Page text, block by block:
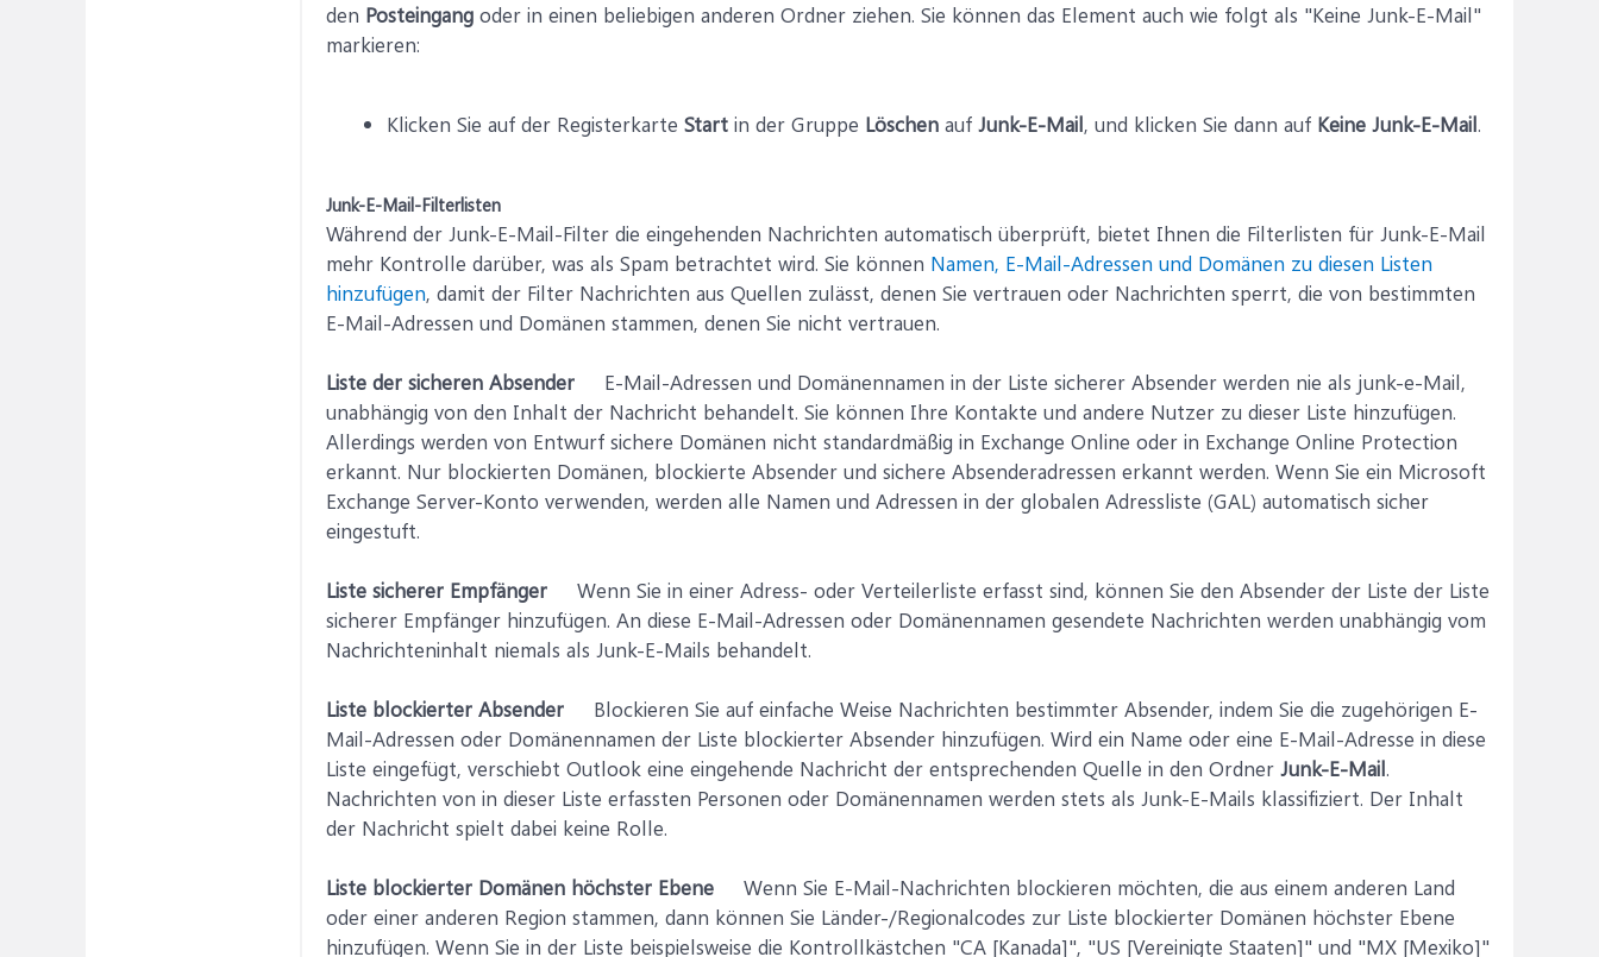
den Posteingang oder in einen beliebigen anderen Ordner ziehen. Sie können das Element auch wie folgt als "Keine Junk-E-Mail"
markieren:
Klicken Sie auf der Registerkarte Start in der Gruppe Löschen auf Junk-E-Mail, und klicken Sie dann auf Keine Junk-E-Mail.
Junk-E-Mail-Filterlisten
Während der Junk-E-Mail-Filter die eingehenden Nachrichten automatisch überprüft, bietet Ihnen die Filterlisten für Junk-E-Mail
mehr Kontrolle darüber, was als Spam betrachtet wird. Sie können Namen, E-Mail-Adressen und Domänen zu diesen Listen
hinzufügen, damit der Filter Nachrichten aus Quellen zulässt, denen Sie vertrauen oder Nachrichten sperrt, die von bestimmten
E-Mail-Adressen und Domänen stammen, denen Sie nicht vertrauen.
Liste der sicheren Absender E-Mail-Adressen und Domänennamen in der Liste sicherer Absender werden nie als junk-e-Mail,
unabhängig von den Inhalt der Nachricht behandelt. Sie können Ihre Kontakte und andere Nutzer zu dieser Liste hinzufügen.
Allerdings werden von Entwurf sichere Domänen nicht standardmäßig in Exchange Online oder in Exchange Online Protection
erkannt. Nur blockierten Domänen, blockierte Absender und sichere Absenderadressen erkannt werden. Wenn Sie ein Microsoft
Exchange Server-Konto verwenden, werden alle Namen und Adressen in der globalen Adressliste (GAL) automatisch sicher
eingestuft.
Liste sicherer Empfänger Wenn Sie in einer Adress- oder Verteilerliste erfasst sind, können Sie den Absender der Liste der Liste
sicherer Empfänger hinzufügen. An diese E-Mail-Adressen oder Domänennamen gesendete Nachrichten werden unabhängig vom
Nachrichteninhalt niemals als Junk-E-Mails behandelt.
Liste blockierter Absender Blockieren Sie auf einfache Weise Nachrichten bestimmter Absender, indem Sie die zugehörigen E-
Mail-Adressen oder Domänennamen der Liste blockierter Absender hinzufügen. Wird ein Name oder eine E-Mail-Adresse in diese
Liste eingefügt, verschiebt Outlook eine eingehende Nachricht der entsprechenden Quelle in den Ordner Junk-E-Mail.
Nachrichten von in dieser Liste erfassten Personen oder Domänennamen werden stets als Junk-E-Mails klassifiziert. Der Inhalt
der Nachricht spielt dabei keine Rolle.
Liste blockierter Domänen höchster Ebene Wenn Sie E-Mail-Nachrichten blockieren möchten, die aus einem anderen Land
oder einer anderen Region stammen, dann können Sie Länder-/Regionalcodes zur Liste blockierter Domänen höchster Ebene
hinzufügen. Wenn Sie in der Liste beispielsweise die Kontrollkästchen "CA [Kanada]", "US [Vereinigte Staaten]" und "MX [Mexiko]"